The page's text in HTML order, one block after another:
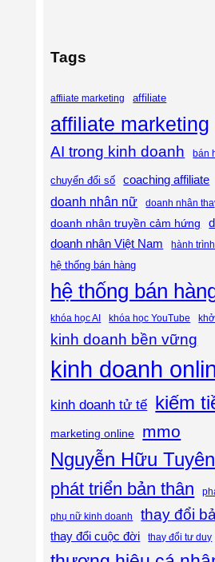
Tags
affiiate marketing affiliate
affiliate marketing
AI trong kinh doanh bán
chuyển đổi số coaching affiliate
doanh nhân nữ doanh nhân
doanh nhân truyền cảm hứng
doanh nhân Việt Nam
hành
hệ thống bán hàng
hệ thống bán
khóa học AI khóa học YouTube
kinh doanh bền vững
kinh doanh
kinh doanh tử tế kiếm
marketing online mmo
Nguyễn Hữu Tuyên
phát triển bản thân
phụ nữ kinh doanh thay đổi
thay đổi cuộc đời thay đổi tư duy